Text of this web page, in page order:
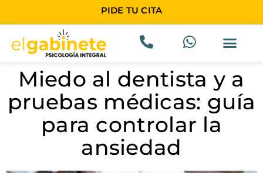
PIDE TU CITA
Miedo al dentista y a
pruebas médicas: guía
para controlar la
ansiedad